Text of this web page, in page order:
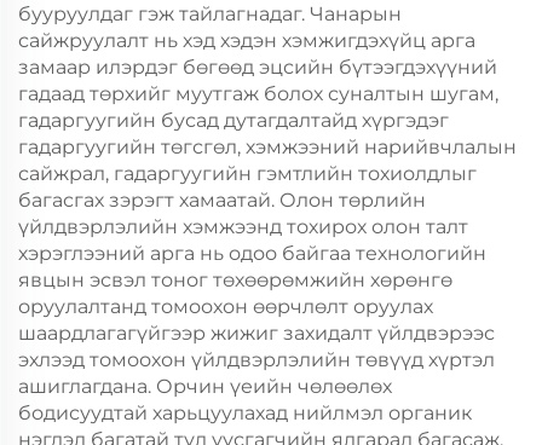
бууруулдаг гэж тайлагнадаг. Чанарын
сайжруулалт нь хэд хэдэн хэмжигдэхүйц арга
замаар илэрдэг бөгөөд эцсийн бүтээгдэхүүний
гадаад төрхийг муутгаж болох суналтын шугам,
гадаргуугийн бусад дутагдалтайд хүргэдэг
гадаргуугийн төгсгөл, хэмжээний нарийвчлалын
сайжрал, гадаргуугийн гэмтлийн тохиолдлыг
багасгах зэрэгт хамаатай. Олон төрлийн
үйлдвэрлэлийн хэмжээнд тохирох олон талт
хэрэглээний арга нь одоо байгаа технологийн
явцын эсвэл тоног төхөөрөмжийн хөрөнгө
оруулалтанд томоохон өөрчлөлт оруулах
шаардлагагүйгээр жижиг захидалт үйлдвэрээс
эхлээд томоохон үйлдвэрлэлийн төвүүд хүртэл
ашиглагдана. Орчин үеийн чөлөөлөх
бодисуудтай харьцуулахад нийлмэл органик
нэгдэл багатай тул уусгагчийн ялгарал багасаж,